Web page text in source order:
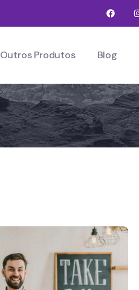
Outros Produtos Blog